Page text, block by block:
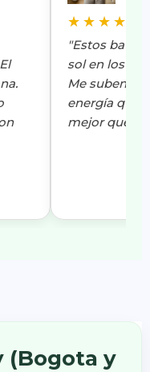
"Estos
sol en los
Me suben el
energía que
mejor que
(Bogota y